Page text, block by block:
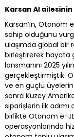
Karsan AI
Karsan’ın, Otonom
sahip olduğunu
ulaşımda global bir
birleştirerek hayata
lansmanını 2025
gerçekleştirmiştik.
ve en güçlü
sonra Kuzey
siparişlerin ilk
birlikte Otonom e-
operasyonlarında